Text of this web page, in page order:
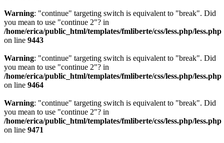
Warning: "continue" targeting switch is equivalent to "break". Did
you mean to use "continue 2"? in
/home/erica/public_html/templates/fmliberte/css/less.php/less.php
on line 9443
Warning: "continue" targeting switch is equivalent to "break". Did
you mean to use "continue 2"? in
/home/erica/public_html/templates/fmliberte/css/less.php/less.php
on line 9464
Warning: "continue" targeting switch is equivalent to "break". Did
you mean to use "continue 2"? in
/home/erica/public_html/templates/fmliberte/css/less.php/less.php
on line 9471